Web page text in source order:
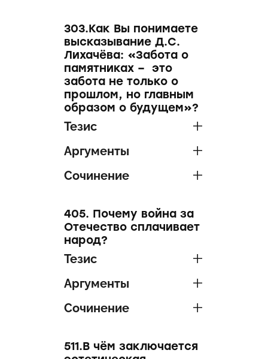
303.Как Вы понимаете
высказывание Д.С.
Лихачёва: «Забота о
памятниках – это
забота не только о
прошлом, но главным
образом о будущем»?
Тезис
Аргументы
Сочинение
405. Почему война за
Отечество сплачивает
народ?
Тезис
Аргументы
Сочинение
511.В чём заключается